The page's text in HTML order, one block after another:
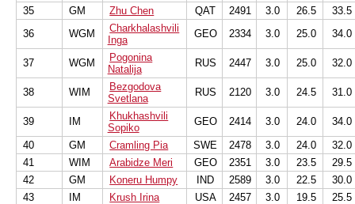
35
GM Zhu Chen QAT 2491 3.0 26.5
33.5
36
WGM
Charkhalashvili
Inga
GEO 2334 3.0 25.0 34.0
37 WGM
Pogonina
Natalija
RUS 2447 3.0 25.0 32.0
38 WIM
Bezgodova
Svetlana
RUS 2120 3.0 24.5 31.0
39 IM
Khukhashvili
Sopiko
GEO 2414 3.0 24.0
34.0
40
GM Cramling Pia SWE 2478 3.0 24.0
32.0
41
WIM Arabidze Meri GEO 2351 3.0 23.5
29.5
42
GM Koneru Humpy IND 2589 3.0 22.5
30.0
43
IM Krush Irina USA 2457 3.0 19.5
25.5